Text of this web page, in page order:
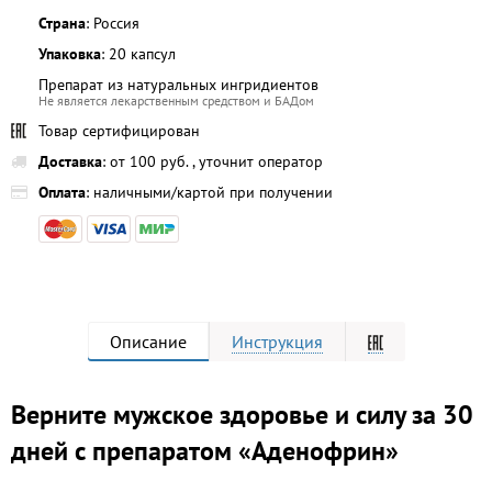
Страна: Россия
Упаковка: 20 капсул
Препарат из натуральных ингридиентов
Не является лекарственным средством и БАДом
Товар сертифицирован
Доставка: от 100 руб. , уточнит оператор
Оплата: наличными/картой при получении
Описание Инструкция
Верните мужское здоровье и силу за 30
дней с препаратом «Аденофрин»